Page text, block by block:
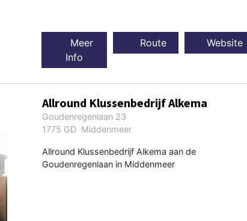
Meer
Info
Route Website
Allround Klussenbedrijf Alkema
Goudenregenlaan 23
1775 GD Middenmeer
Allround Klussenbedrijf Alkema aan de
Goudenregenlaan in Middenmeer